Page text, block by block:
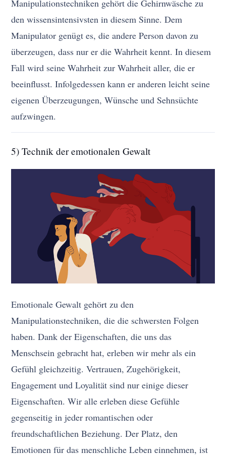
Manipulationstechniken gehört die Gehirnwäsche zu
den wissensintensivsten in diesem Sinne. Dem
Manipulator genügt es, die andere Person davon zu
überzeugen, dass nur er die Wahrheit kennt. In diesem
Fall wird seine Wahrheit zur Wahrheit aller, die er
beeinflusst. Infolgedessen kann er anderen leicht seine
eigenen Überzeugungen, Wünsche und Sehnsüchte
aufzwingen.
5) Technik der emotionalen Gewalt
Emotionale Gewalt gehört zu den
Manipulationstechniken, die die schwersten Folgen
haben. Dank der Eigenschaften, die uns das
Menschsein gebracht hat, erleben wir mehr als ein
Gefühl gleichzeitig. Vertrauen, Zugehörigkeit,
Engagement und Loyalität sind nur einige dieser
Eigenschaften. Wir alle erleben diese Gefühle
gegenseitig in jeder romantischen oder
freundschaftlichen Beziehung. Der Platz, den
Emotionen für das menschliche Leben einnehmen, ist